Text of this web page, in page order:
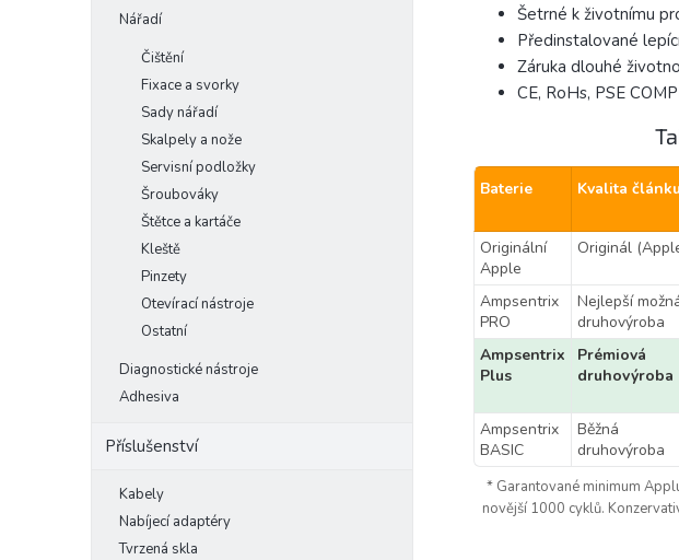
Nářadí
Čištění
Fixace a svorky
Sady nářadí
Skalpely a nože
Servisní podložky
Šroubováky
Štětce a kartáče
Kleště
Pinzety
Otevírací nástroje
Ostatní
Diagnostické nástroje
Adhesiva
Příslušenství
Kabely
Nabíjecí adaptéry
Tvrzená skla
Šetrné k životnímu
Předinstalované
Záruka dlouhé
CE, RoHs, PSE
Baterie Kvalita článku
Originální
Apple
Originál
Ampsentrix
PRO
Nejlepší
druhovýroba
Ampsentrix
Plus
Prémiová
druhovýroba
Ampsentrix
BASIC
Běžná
druhovýroba
* Garantované minimum
novější 1000 cyklů.